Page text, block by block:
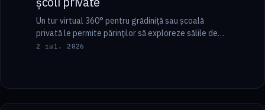
Un tur virtual 360° pentru grădiniță sau școală
privată le permite părinților să exploreze sălile de
clasă, locul de joacă, sala de…
2 iul. 2026
10 min